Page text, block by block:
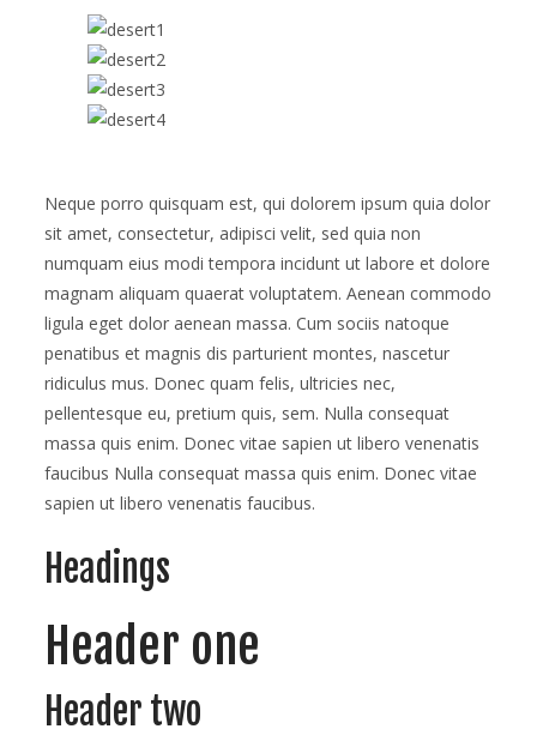
Neque porro quisquam est, qui dolorem ipsum quia dolor
sit amet, consectetur, adipisci velit, sed quia non
numquam eius modi tempora incidunt ut labore et dolore
magnam aliquam quaerat voluptatem. Aenean commodo
ligula eget dolor aenean massa. Cum sociis natoque
penatibus et magnis dis parturient montes, nascetur
ridiculus mus. Donec quam felis, ultricies nec,
pellentesque eu, pretium quis, sem. Nulla consequat
massa quis enim. Donec vitae sapien ut libero venenatis
faucibus Nulla consequat massa quis enim. Donec vitae
sapien ut libero venenatis faucibus.
Headings
Header one
Header two